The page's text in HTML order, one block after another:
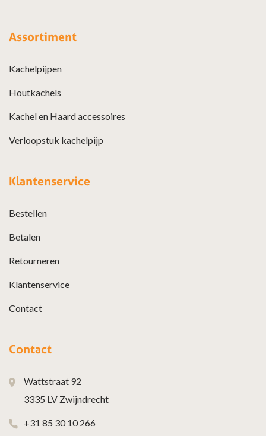
Assortiment
Kachelpijpen
Houtkachels
Kachel en Haard accessoires
Verloopstuk kachelpijp
Klantenservice
Bestellen
Betalen
Retourneren
Klantenservice
Contact
Contact
Wattstraat 92
3335 LV Zwijndrecht
+31 85 30 10 266